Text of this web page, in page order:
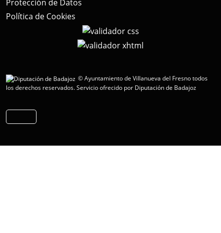
Protección de Datos
Política de Cookies
© Ayuntamiento de Villanueva del Fresno todos
los derechos reservados.Servicio ofrecido por Diputación de Badajoz